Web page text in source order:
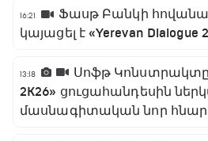
16:21
Ֆասթ Բանկի
կայացել է «Yerevan Dialogue
13:18
Սոֆթ Կոնստրակտը
2K26» ցուցահանդեսին
մասնագիտական նոր